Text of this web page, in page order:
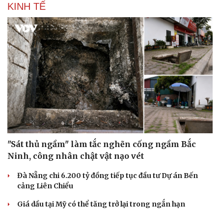
KINH TẾ
"Sát thủ ngầm" làm tắc nghẽn cống ngầm Bắc
Ninh, công nhân chật vật nạo vét
Đà Nẵng chi 6.200 tỷ đồng tiếp tục đầu tư Dự án Bến
cảng Liên Chiểu
Giá dầu tại Mỹ có thể tăng trở lại trong ngắn hạn